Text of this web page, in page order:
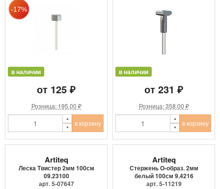
в наличии
от 125 ₽
Розница: 195.00 ₽
в корзину
в наличии
от 231 ₽
Розница: 358.00 ₽
в корзину
Artiteq
Леска Твистер 2мм 100см
09.23100
арт. 5-07647
Artiteq
Стержень O-образ. 2мм
белый 100см 9.4216
арт. 5-11219